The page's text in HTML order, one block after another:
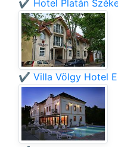
✔️ Hotel Platán
✔️ Villa Völgy Hotel